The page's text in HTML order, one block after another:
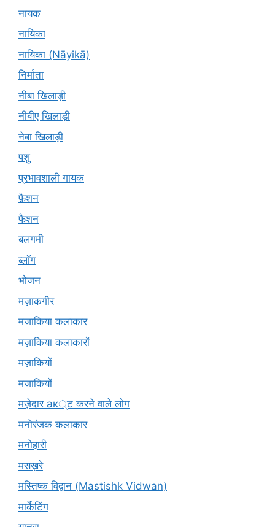
नायक
नायिका
नायिका (Nāyikā)
निर्माता
नीबा खिलाड़ी
नीबीए खिलाड़ी
नेबा खिलाड़ी
पशु
प्रभावशाली गायक
फ़ैशन
फैशन
बलगमी
ब्लॉग
भोजन
मज़ाकगीर
मजाकिया कलाकार
मज़ाकिया कलाकारों
मज़ाकियों
मजाकियों
मज़ेदार ак्ट करने वाले लोग
मनोरंजक कलाकार
मनोहारी
मसख़रे
मस्तिष्क विद्वान (Mastishk Vidwan)
मार्केटिंग